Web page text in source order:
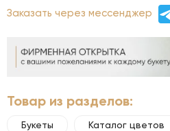
Заказать через мессенджер
Товар из разделов:
Букеты Каталог цветов